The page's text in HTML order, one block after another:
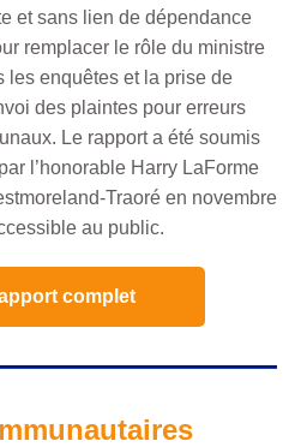
et sans lien de dépendance
remplacer le rôle du ministre
les enquêtes et la prise de
des plaintes pour erreurs
Le rapport a été soumis
l’honorable Harry LaForme
Traoré en novembre
au public.
complet